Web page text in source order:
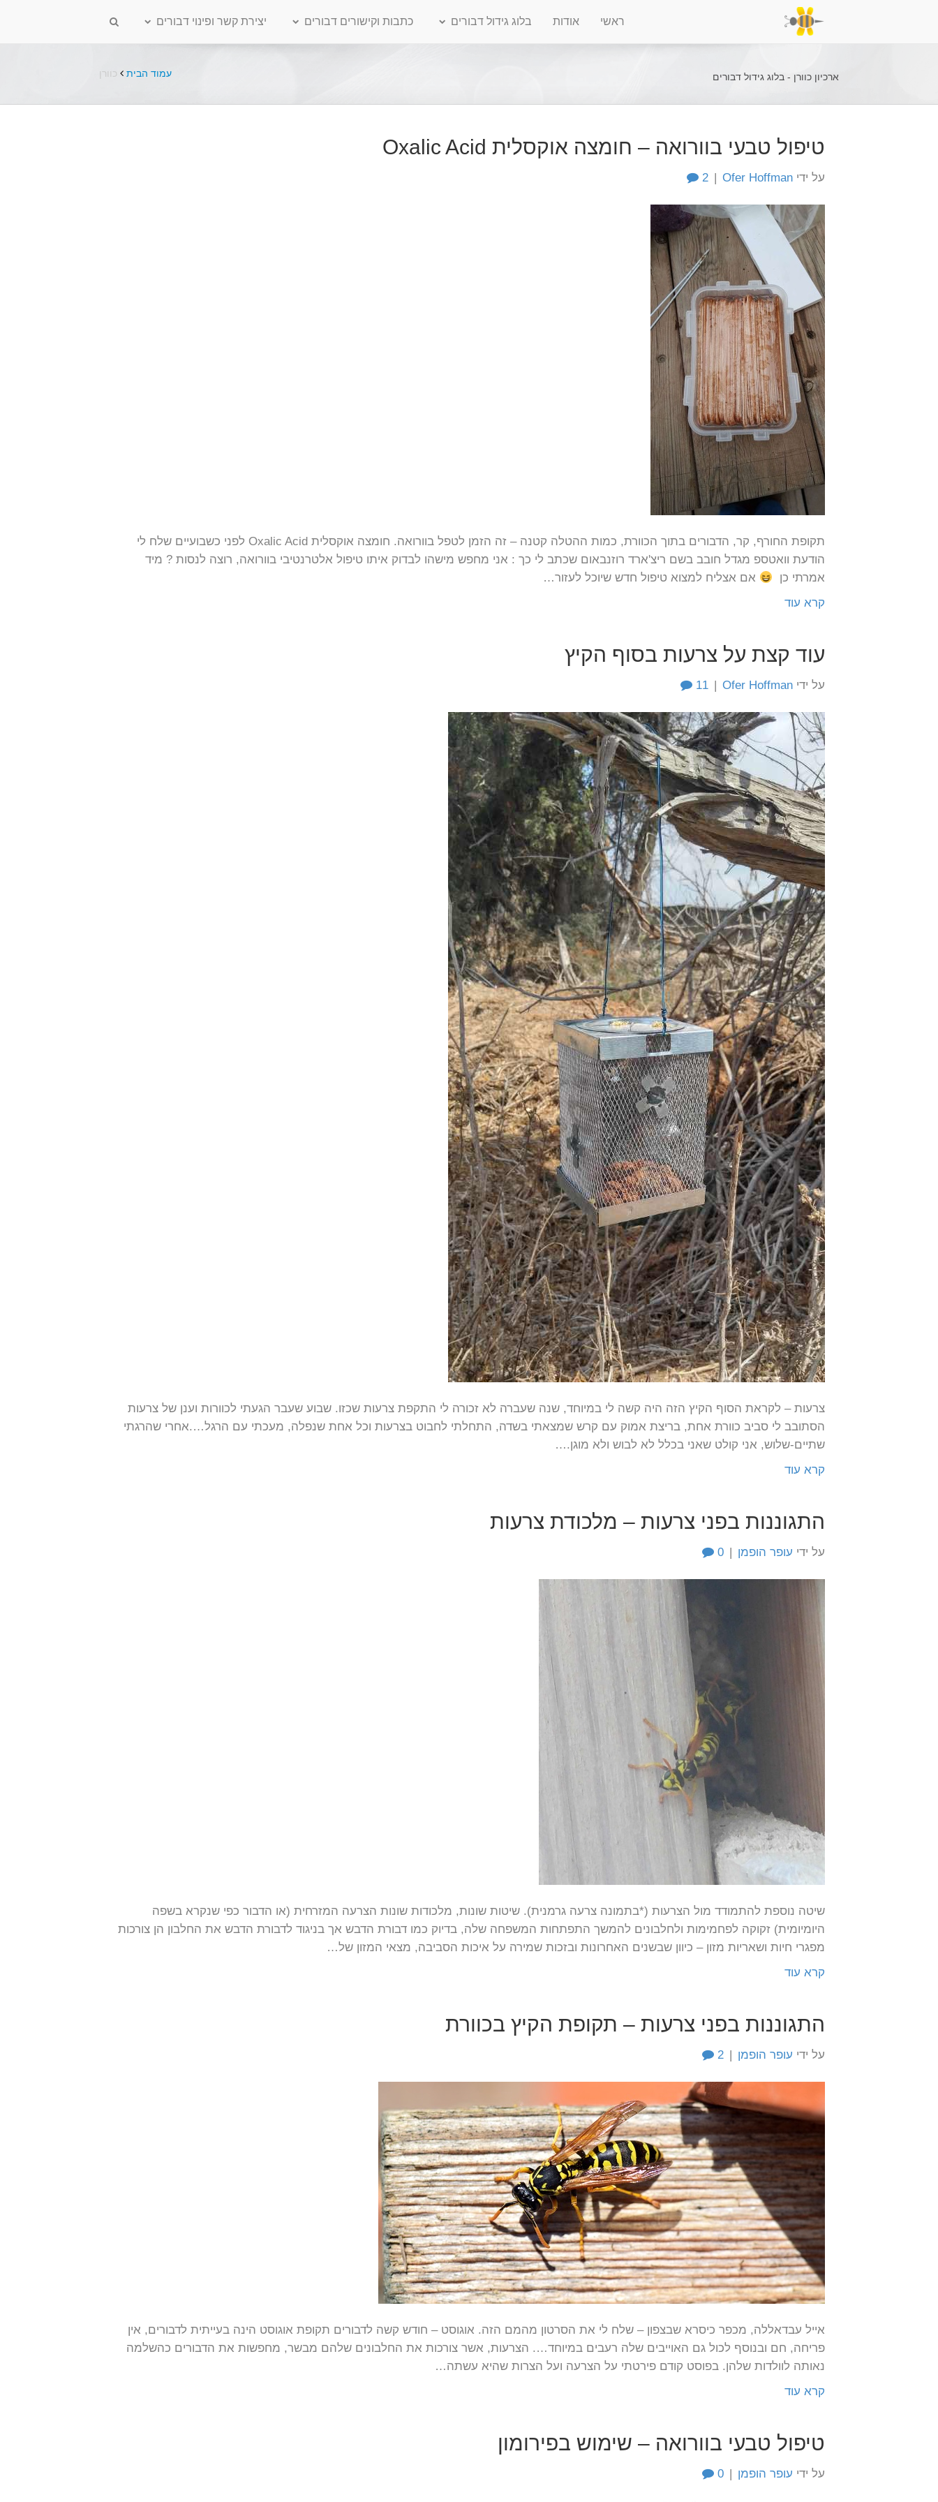
ראשי אודות בלוג גידול דבורים כתבות וקישורים דבורים יצירת קשר ופינוי דבורים
ארכיון כוורן - בלוג גידול דבורים עמוד הבית כוורן
טיפול טבעי בוורואה – חומצה אוקסלית Oxalic Acid
על ידי Ofer Hoffman
|
2
תקופת החורף, קר, הדבורים בתוך הכוורת, כמות ההטלה קטנה – זה הזמן לטפל בוורואה. חומצה אוקסלית Oxalic Acid לפני כשבועיים שלח לי
הודעת וואטספ מגדל חובב בשם ריצ'ארד רוזנבאום שכתב לי כך : אני מחפש מישהו לבדוק איתו טיפול אלטרנטיבי בוורואה, רוצה לנסות ? מיד
אמרתי כן
אם אצליח למצוא טיפול חדש שיוכל לעזור…
קרא עוד
עוד קצת על צרעות בסוף הקיץ
על ידי Ofer Hoffman
|
11
צרעות – לקראת הסוף הקיץ הזה היה קשה לי במיוחד, שנה שעברה לא זכורה לי התקפת צרעות שכזו. שבוע שעבר הגעתי לכוורות וענן של צרעות
הסתובב לי סביב כוורת אחת, בריצת אמוק עם קרש שמצאתי בשדה, התחלתי לחבוט בצרעות וכל אחת שנפלה, מעכתי עם הרגל….אחרי שהרגתי
שתיים-שלוש, אני קולט שאני בכלל לא לבוש ולא מוגן.…
קרא עוד
התגוננות בפני צרעות – מלכודת צרעות
על ידי עופר הופמן |
0
שיטה נוספת להתמודד מול הצרעות (*בתמונה צרעה גרמנית). שיטות שונות, מלכודות שונות הצרעה המזרחית (או הדבור כפי שנקרא בשפה
היומיומית) זקוקה לפחמימות ולחלבונים להמשך התפתחות המשפחה שלה, בדיוק כמו דבורת הדבש אך בניגוד לדבורת הדבש את החלבון הן צורכות
מפגרי חיות ושאריות מזון – כיוון שבשנים האחרונות ובזכות שמירה על איכות הסביבה, מצאי המזון של…
קרא עוד
התגוננות בפני צרעות – תקופת הקיץ בכוורת
על ידי עופר הופמן |
2
אייל עבדאללה, מכפר כיסרא שבצפון – שלח לי את הסרטון מהמם הזה. אוגוסט – חודש קשה לדבורים תקופת אוגוסט הינה בעייתית לדבורים, אין
פריחה, חם ובנוסף לכול גם האוייבים שלה רעבים במיוחד…. הצרעות, אשר צורכות את החלבונים שלהם מבשר, מחפשות את הדבורים כהשלמה
נאותה לוולדות שלהן. בפוסט קודם פירטתי על הצרעה ועל הצרות שהיא עשתה…
קרא עוד
טיפול טבעי בוורואה – שימוש בפירומון
על ידי עופר הופמן |
0